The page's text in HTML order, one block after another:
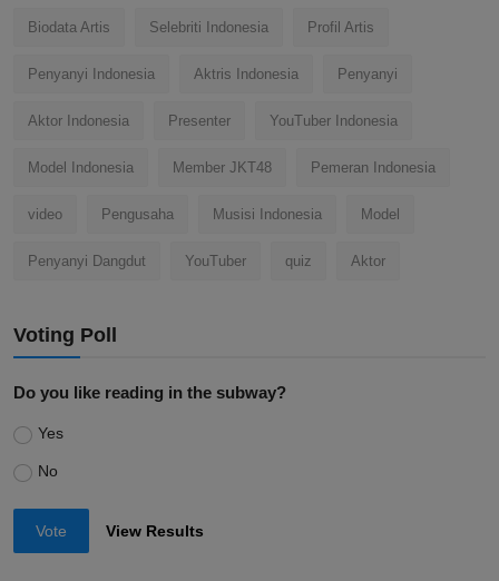
Biodata Artis Selebriti Indonesia Profil Artis
Penyanyi Indonesia Aktris Indonesia Penyanyi
Aktor Indonesia Presenter YouTuber Indonesia
Model Indonesia Member JKT48 Pemeran Indonesia
video Pengusaha Musisi Indonesia Model
Penyanyi Dangdut YouTuber quiz Aktor
Voting Poll
Do you like reading in the subway?
Yes
No
Vote View Results